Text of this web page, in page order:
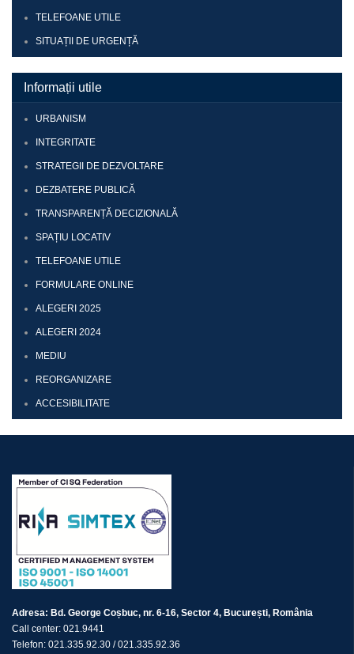
TELEFOANE UTILE
SITUAȚII DE URGENȚĂ
Informații utile
URBANISM
INTEGRITATE
STRATEGII DE DEZVOLTARE
DEZBATERE PUBLICĂ
TRANSPARENȚĂ DECIZIONALĂ
SPAȚIU LOCATIV
TELEFOANE UTILE
FORMULARE ONLINE
ALEGERI 2025
ALEGERI 2024
MEDIU
REORGANIZARE
ACCESIBILITATE
Adresa: Bd. George Coșbuc, nr. 6-16, Sector 4, București, România
Call center: 021.9441
Telefon: 021.335.92.30 /021.335.92.36